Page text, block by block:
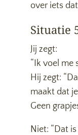
over iets
Situatie
Jij zegt:
“Ik voel me
Hij zegt:
maakt dat
Geen
Niet: “Dat